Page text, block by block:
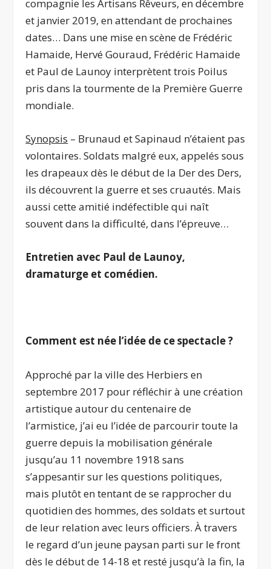
compagnie les Artisans Rêveurs, en décembre
et janvier 2019, en attendant de prochaines
dates… Dans une mise en scène de Frédéric
Hamaide, Hervé Gouraud, Frédéric Hamaide
et Paul de Launoy interprètent trois Poilus
pris dans la tourmente de la Première Guerre
mondiale.
Synopsis – Brunaud et Sapinaud n’étaient pas
volontaires. Soldats malgré eux, appelés sous
les drapeaux dès le début de la Der des Ders,
ils découvrent la guerre et ses cruautés. Mais
aussi cette amitié indéfectible qui naît
souvent dans la difficulté, dans l’épreuve…
Entretien avec Paul de Launoy,
dramaturge et comédien.
Comment est née l’idée de ce spectacle ?
Approché par la ville des Herbiers en
septembre 2017 pour réfléchir à une création
artistique autour du centenaire de
l’armistice, j’ai eu l’idée de parcourir toute la
guerre depuis la mobilisation générale
jusqu’au 11 novembre 1918 sans
s’appesantir sur les questions politiques,
mais plutôt en tentant de se rapprocher du
quotidien des hommes, des soldats et surtout
de leur relation avec leurs officiers. À travers
le regard d’un jeune paysan parti sur le front
dès le début de 14-18 et resté jusqu’à la fin, la